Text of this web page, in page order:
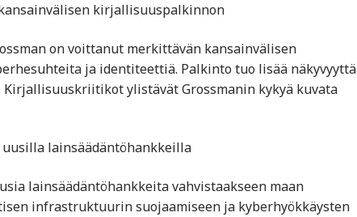
kirjallisuuspalkinnon
on voittanut merkittävän kansainvälisen
ja identiteettiä. Palkinto tuo lisää näkyvyyttä
ylistävät Grossmanin kykyä kuvata
lainsäädäntöhankkeilla
lainsäädäntöhankkeita vahvistaakseen maan
infrastruktuurin suojaamiseen ja kyberhyökkäysten